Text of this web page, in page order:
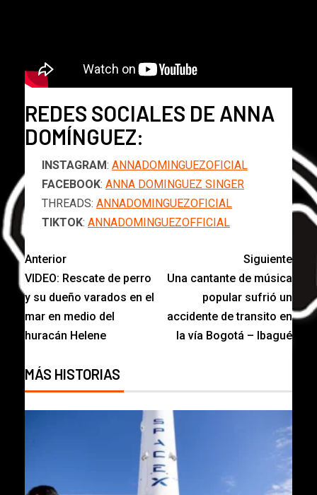
REDES SOCIALES DE ANNA
DOMÍNGUEZ:
INSTAGRAM: ANNADOMINGUEZOFICIAL
FACEBOOK: ANNA DOMINGUEZ SINGER
THREADS: ANNADOMINGUEZOFICIAL
TIKTOK: ANNADOMINGUEZOFFICIAL
Anterior
VIDEO: Rescate de perro
y su dueño varados en el
mar en medio del
huracán Helene
Siguiente
Una cantante de música
popular sufrió un
accidente de transito en
la vía Bogotá – Ibagué
MÁS HISTORIAS